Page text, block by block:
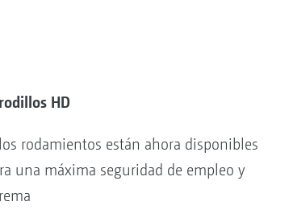
HD
rodamientos están ahora disponibles
una máxima seguridad de empleo y